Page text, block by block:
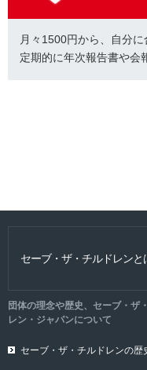
月々1500円から、自分
定期的に年次報告書や会
セーブ・ザ・チルドレンと
団体の理念や歴史、セーブ・ザ
レン・ジャパンについて
セーブ・ザ・チルドレンの歴